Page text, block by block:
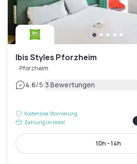
Ibis Styles Pforzheim
Pforzheim
4.6/5|3 Bewertungen
Kostenlose Stornierung
Zahlung im Hotel
10h - 14h